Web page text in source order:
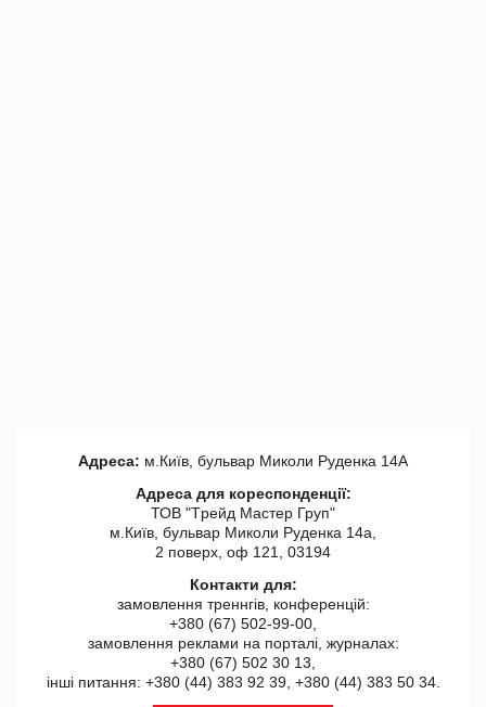
Адреса: м.Київ, бульвар Миколи Руденка 14А
Адреса для кореспонденції:
ТОВ "Tрейд Мастер Груп"
м.Київ, бульвар Миколи Руденка 14а,
2 поверх, оф 121, 03194
Контакти для:
замовлення треннгів, конференцій:
+380 (67) 502-99-00,
замовлення реклами на порталі, журналах:
+380 (67) 502 30 13,
інші питання: +380 (44) 383 92 39, +380 (44) 383 50 34.